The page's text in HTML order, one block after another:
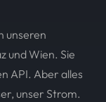
unseren
und Wien. Sie
API. Aber alles
unser Strom.